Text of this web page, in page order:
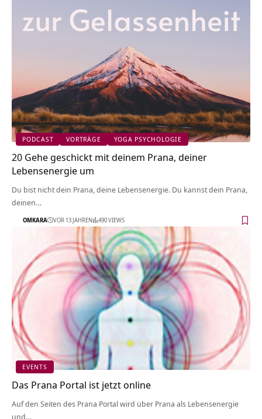
PODCAST VORTRÄGE YOGA PSYCHOLOGIE
20 Gehe geschickt mit deinem Prana, deiner
Lebensenergie um
Du bist nicht dein Prana, deine Lebensenergie. Du kannst dein Prana,
deinen…
OMKARA VOR 13 JAHREN 490 VIEWS
EVENTS
Das Prana Portal ist jetzt online
Auf den Seiten des Prana Portal wird über Prana als Lebensenergie
und…